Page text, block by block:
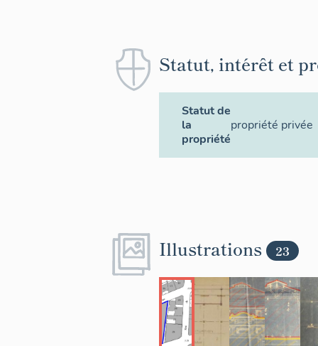
Statut, intérêt et
Statut de
la
propriété
propriété privée
Illustrations 23